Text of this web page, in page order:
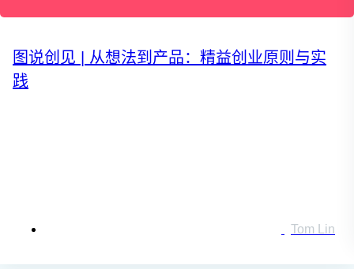
图说创见 | 从想法到产品：精益创业原则与实
践
Tom Lin